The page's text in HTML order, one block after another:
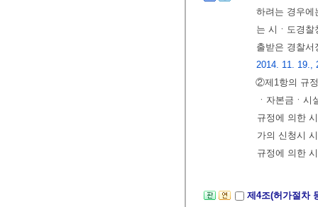
하려는 경우
는 시ㆍ도경
출받은 경찰
2014. 11. 19.,
②제1항의 규
ㆍ자본금ㆍ
규정에 의한
가의 신청시
규정에 의한
제4조(허가절차